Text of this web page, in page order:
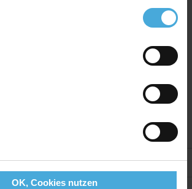
OK, Cookies nutzen
Hartfaser Rückwand - 2,50 mm stark
Echtglas 2,5mm stark mit hohem UV-